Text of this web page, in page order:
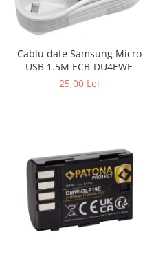
Cablu date Samsung Micro
USB 1.5M ECB-DU4EWE
25,00 Lei